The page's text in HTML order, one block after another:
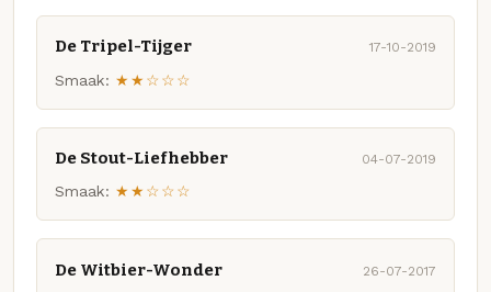
De Tripel-Tijger 17-10-2019
Smaak: ★★☆☆☆
De Stout-Liefhebber 04-07-2019
Smaak: ★★☆☆☆
De Witbier-Wonder 26-07-2017